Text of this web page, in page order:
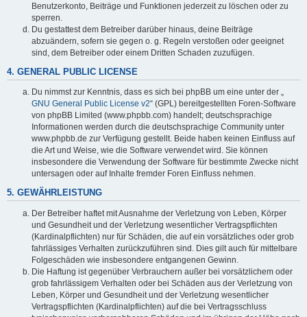
Benutzerkonto, Beiträge und Funktionen jederzeit zu löschen oder zu
sperren.
Du gestattest dem Betreiber darüber hinaus, deine Beiträge
abzuändern, sofern sie gegen o. g. Regeln verstoßen oder geeignet
sind, dem Betreiber oder einem Dritten Schaden zuzufügen.
4. GENERAL PUBLIC LICENSE
Du nimmst zur Kenntnis, dass es sich bei phpBB um eine unter der „
GNU General Public License v2“ (GPL) bereitgestellten Foren-Software
von phpBB Limited (www.phpbb.com) handelt; deutschsprachige
Informationen werden durch die deutschsprachige Community unter
www.phpbb.de zur Verfügung gestellt. Beide haben keinen Einfluss auf
die Art und Weise, wie die Software verwendet wird. Sie können
insbesondere die Verwendung der Software für bestimmte Zwecke nicht
untersagen oder auf Inhalte fremder Foren Einfluss nehmen.
5. GEWÄHRLEISTUNG
Der Betreiber haftet mit Ausnahme der Verletzung von Leben, Körper
und Gesundheit und der Verletzung wesentlicher Vertragspflichten
(Kardinalpflichten) nur für Schäden, die auf ein vorsätzliches oder grob
fahrlässiges Verhalten zurückzuführen sind. Dies gilt auch für mittelbare
Folgeschäden wie insbesondere entgangenen Gewinn.
Die Haftung ist gegenüber Verbrauchern außer bei vorsätzlichem oder
grob fahrlässigem Verhalten oder bei Schäden aus der Verletzung von
Leben, Körper und Gesundheit und der Verletzung wesentlicher
Vertragspflichten (Kardinalpflichten) auf die bei Vertragsschluss